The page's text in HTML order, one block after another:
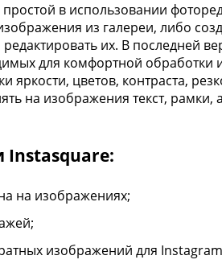
в использовании
из галереи, либо
редактировать их. В последней
для комфортной
яркости, цветов, контраста,
на изображения текст,
Instasquare:
на изображениях;
изображений для